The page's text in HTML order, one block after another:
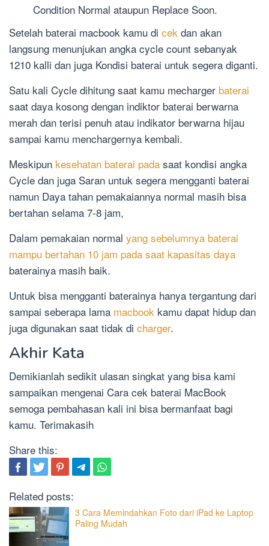
Condition Normal ataupun Replace Soon.
Setelah baterai macbook kamu di cek dan akan
langsung menunjukan angka cycle count sebanyak
1210 kalli dan juga Kondisi baterai untuk segera diganti.
Satu kali Cycle dihitung saat kamu mecharger baterai
saat daya kosong dengan indiktor baterai berwarna
merah dan terisi penuh atau indikator berwarna hijau
sampai kamu menchargernya kembali.
Meskipun kesehatan baterai pada saat kondisi angka
Cycle dan juga Saran untuk segera mengganti baterai
namun Daya tahan pemakaiannya normal masih bisa
bertahan selama 7-8 jam,
Dalam pemakaian normal yang sebelumnya baterai
mampu bertahan 10 jam pada saat kapasitas daya
baterainya masih baik.
Untuk bisa mengganti baterainya hanya tergantung dari
sampai seberapa lama macbook kamu dapat hidup dan
juga digunakan saat tidak di charger.
Akhir Kata
Demikianlah sedikit ulasan singkat yang bisa kami
sampaikan mengenai Cara cek baterai MacBook
semoga pembahasan kali ini bisa bermanfaat bagi
kamu. Terimakasih
Share this:
Related posts:
3 Cara Memindahkan Foto dari iPad ke Laptop
Paling Mudah